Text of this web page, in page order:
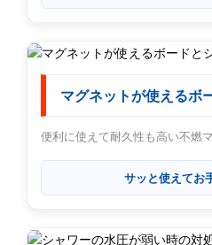
マグネットが使えるボ
便利に使えて耐久性も高い不燃
サッと使えてお